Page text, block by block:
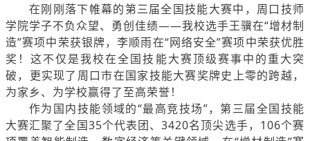
在刚刚落下帷幕的第三届全国技能大赛中，周口技师
学院学子不负众望、勇创佳绩——我校选手王骥在“增材制
造”赛项中荣获银牌，李顺雨在“网络安全”赛项中荣获优胜
奖！这不仅是我校在全国技能大赛顶级赛事中的重大突
破，更实现了周口市在国家技能大赛奖牌史上零的跨越，
为家乡、为学校赢得了至高荣誉！
作为国内技能领域的“最高竞技场”，第三届全国技能
大赛汇聚了全国35个代表团、3420名顶尖选手，106个赛